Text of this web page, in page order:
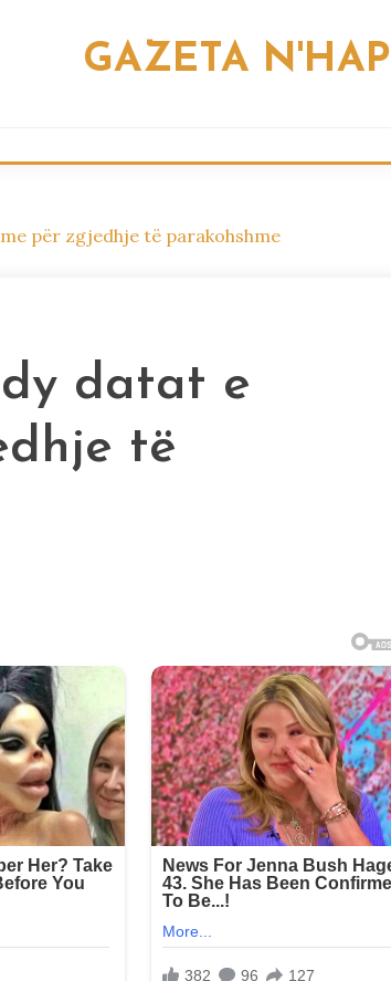
GAZETA N'HAP
për zgjedhje të parakohshme
datat e
të